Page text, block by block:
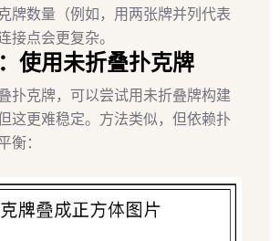
牌数量（例如，用两张牌并列代表
接点会更复杂。
使用未折叠扑克牌
扑克牌，可以尝试用未折叠牌构建
这更难稳定。方法类似，但依赖扑
衡：